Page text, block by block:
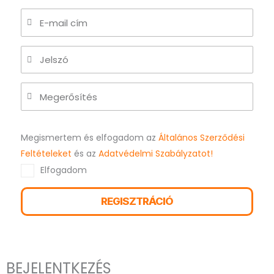
Megismertem és elfogadom az Általános Szerződési
Feltételeket és az Adatvédelmi Szabályzatot!
Elfogadom
REGISZTRÁCIÓ
BEJELENTKEZÉS